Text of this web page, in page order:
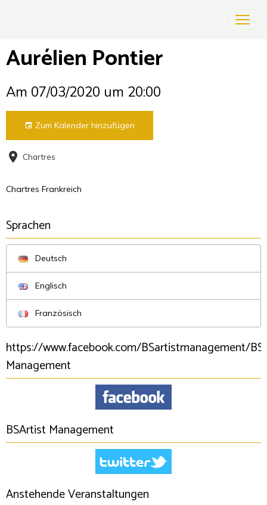
Aurélien Pontier
Am 07/03/2020 um 20:00
Zum Kalender hinzufügen
Chartres
Chartres Frankreich
Sprachen
Deutsch
Englisch
Französisch
https://www.facebook.com/BSartistmanagement/
Management
BSArtist Management
Anstehende Veranstaltungen